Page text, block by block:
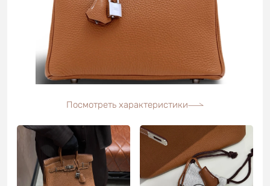
Посмотреть характеристики